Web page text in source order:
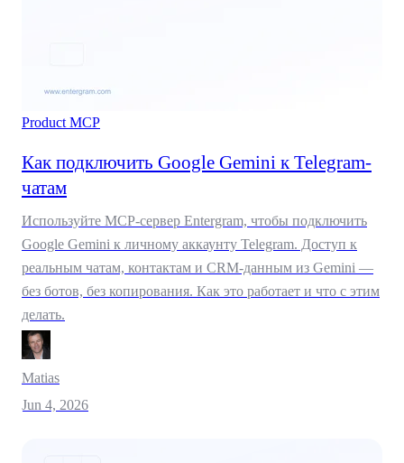
Product MCP
Как подключить Google Gemini к Telegram-
чатам
Используйте MCP-сервер Entergram, чтобы подключить
Google Gemini к личному аккаунту Telegram. Доступ к
реальным чатам, контактам и CRM-данным из Gemini —
без ботов, без копирования. Как это работает и что с этим
делать.
Matias
Jun 4, 2026